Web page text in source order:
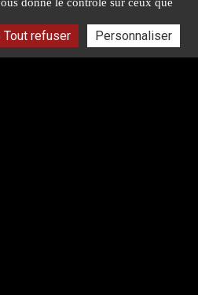
Tout refuser Personnaliser